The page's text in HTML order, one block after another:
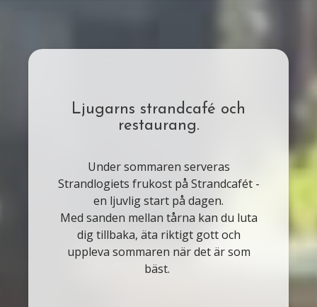
Ljugarns strandcafé och
restaurang.
Under sommaren serveras
Strandlogiets frukost på Strandcafét -
en ljuvlig start på dagen.
Med sanden mellan tårna kan du luta
dig tillbaka, äta riktigt gott och
uppleva sommaren när det är som
bäst.